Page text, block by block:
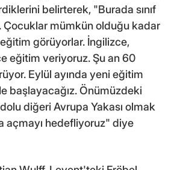
belirterek, "Burada sınıf
Çocuklar mümkün olduğu kadar
görüyorlar. İngilizce,
eğitim veriyoruz. Şu an 60
Eylül ayında yeni eğitim
başlayacağız. Önümüzdeki
diğeri Avrupa Yakası olmak
açmayı hedefliyoruz" diye